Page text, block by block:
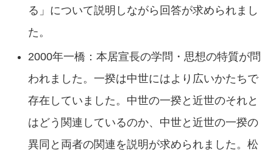
る」について説明しながら回答が求められまし
た。
2000年一橋：本居宣長の学問・思想の特質が問
われました。一揆は中世にはより広いかたちで
存在していました。中世の一揆と近世のそれと
はどう関連しているのか、中世と近世の一揆の
異同と両者の関連を説明が求められました。松